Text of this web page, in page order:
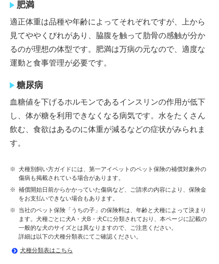
肥満
適正体重は品種や年齢によってそれぞれですが、上から
見てややくびれがあり、脇腹を触って肋骨の感触が分か
るのが理想の体型です。肥満は万病の元なので、適度な
運動と食事管理が必要です。
糖尿病
血糖値を下げるホルモンであるインスリンの作用が低下
し、体が糖を利用できなくなる病気です。水をたくさん
飲む、食欲はあるのに体重が減るなどの症状がみられま
す。
※ 犬種別飼い方ガイドには、第一アイペットのペット保険の補償対象外の
傷病も掲載されている場合があります。
※ 補償開始日前からかかっていた傷病など、ご請求の内容により、保険金
をお支払いできない場合もあります。
※ 当社のペット保険「うちの子」の保険料は、年齢と犬種によって決まり
ます。犬種ごとに犬A・犬B・犬Cに分類されており、本ページに記載の
一般的な犬のサイズとは異なりますので、ご注意ください。
詳細は以下の犬種分類表にてご確認ください。
犬種分類表はこちら